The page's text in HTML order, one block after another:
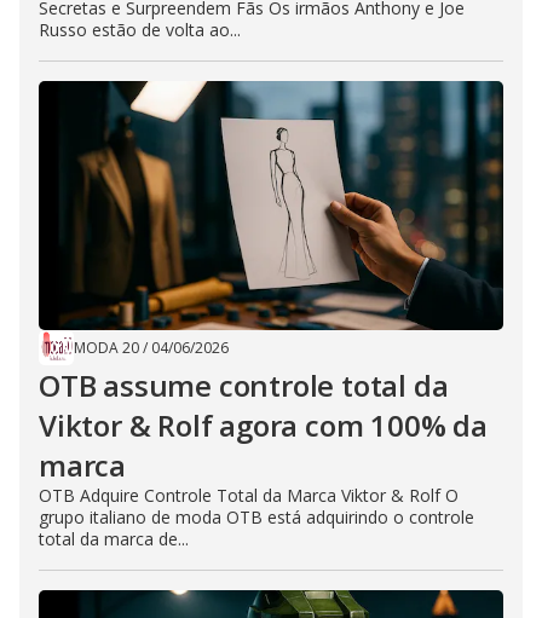
Secretas e Surpreendem Fãs Os irmãos Anthony e Joe
Russo estão de volta ao...
MODA 20/ 04/06/2026
OTB assume controle total da
Viktor & Rolf agora com 100% da
marca
OTB Adquire Controle Total da Marca Viktor & Rolf O
grupo italiano de moda OTB está adquirindo o controle
total da marca de...